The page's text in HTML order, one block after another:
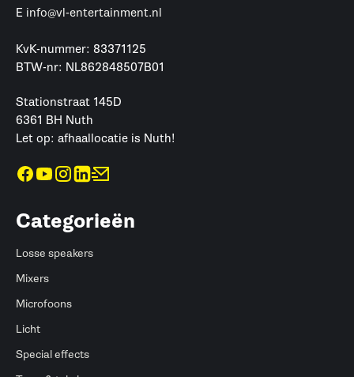
E info@vl-entertainment.nl
KvK-nummer: 83371125
BTW-nr: NL862848507B01
Stationstraat 145D
6361 BH Nuth
Let op: afhaallocatie is Nuth!
Categorieën
Losse speakers
Mixers
Microfoons
Licht
Special effects